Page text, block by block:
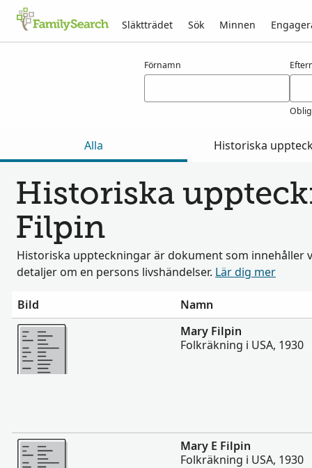
Släktträdet Sök Minnen
Förnamn
Alla Historiska
Historiska
Filpin
Historiska uppteckningar är dokument som innehåller
detaljer om en persons livshändelser. Lär dig mer
Bild Namn
Mer
Mary Filpin
Folkräkning i USA, 1930
Mer
Mary E Filpin
Folkräkning i USA, 1930